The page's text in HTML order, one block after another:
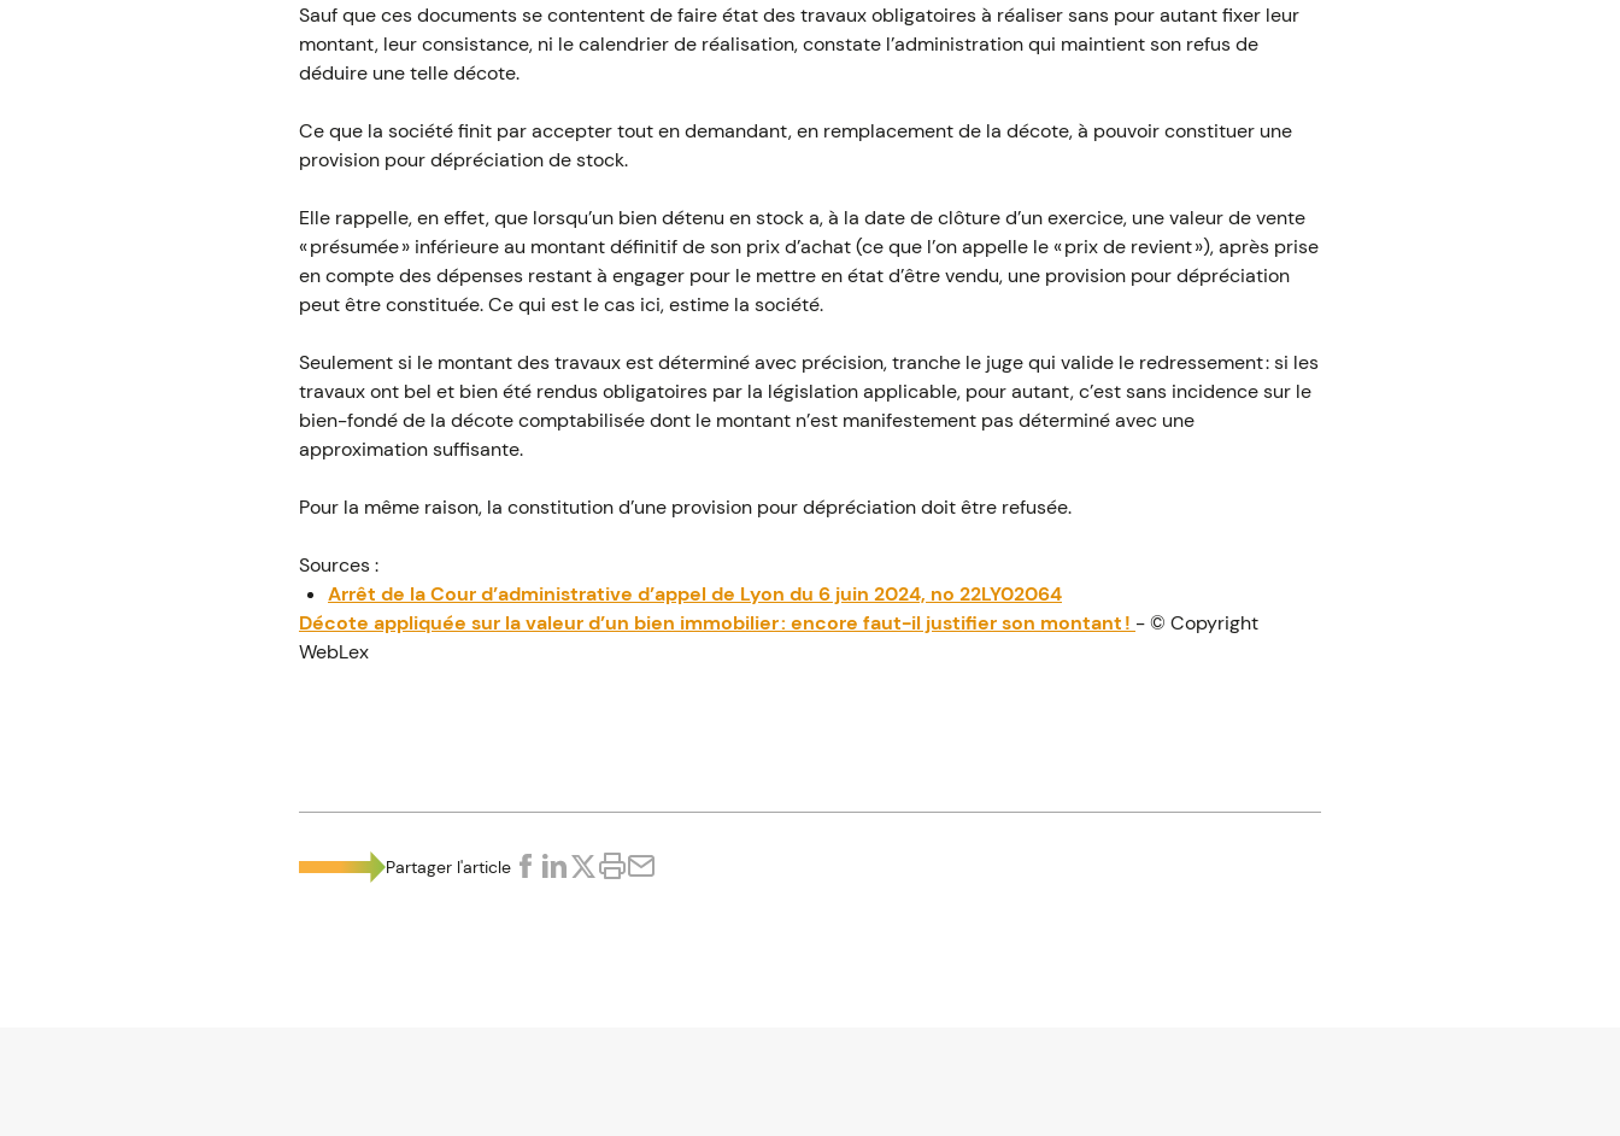
Sauf que ces documents se contentent de faire état des travaux obligatoires à réaliser sans pour autant fixer leur
montant, leur consistance, ni le calendrier de réalisation, constate l’administration qui maintient son refus de
déduire une telle décote.
Ce que la société finit par accepter tout en demandant, en remplacement de la décote, à pouvoir constituer une
provision pour dépréciation de stock.
Elle rappelle, en effet, que lorsqu’un bien détenu en stock a, à la date de clôture d’un exercice, une valeur de vente
« présumée » inférieure au montant définitif de son prix d’achat (ce que l’on appelle le « prix de revient »), après prise
en compte des dépenses restant à engager pour le mettre en état d’être vendu, une provision pour dépréciation
peut être constituée. Ce qui est le cas ici, estime la société.
Seulement si le montant des travaux est déterminé avec précision, tranche le juge qui valide le redressement : si les
travaux ont bel et bien été rendus obligatoires par la législation applicable, pour autant, c’est sans incidence sur le
bien-fondé de la décote comptabilisée dont le montant n’est manifestement pas déterminé avec une
approximation suffisante.
Pour la même raison, la constitution d’une provision pour dépréciation doit être refusée.
Sources :
Arrêt de la Cour d’administrative d’appel de Lyon du 6 juin 2024, no 22LY02064
Décote appliquée sur la valeur d’un bien immobilier : encore faut-il justifier son montant ! - © Copyright
WebLex
Partager l'article